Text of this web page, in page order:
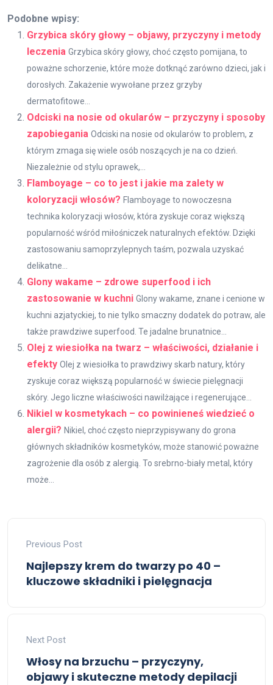
Podobne wpisy:
Grzybica skóry głowy – objawy, przyczyny i metody
leczenia Grzybica skóry głowy, choć często pomijana, to
poważne schorzenie, które może dotknąć zarówno dzieci, jak i
dorosłych. Zakażenie wywołane przez grzyby
dermatofitowe...
Odciski na nosie od okularów – przyczyny i sposoby
zapobiegania Odciski na nosie od okularów to problem, z
którym zmaga się wiele osób noszących je na co dzień.
Niezależnie od stylu oprawek,...
Flamboyage – co to jest i jakie ma zalety w
koloryzacji włosów? Flamboyage to nowoczesna
technika koloryzacji włosów, która zyskuje coraz większą
popularność wśród miłośniczek naturalnych efektów. Dzięki
zastosowaniu samoprzylepnych taśm, pozwala uzyskać
delikatne...
Glony wakame – zdrowe superfood i ich
zastosowanie w kuchni Glony wakame, znane i cenione w
kuchni azjatyckiej, to nie tylko smaczny dodatek do potraw, ale
także prawdziwe superfood. Te jadalne brunatnice...
Olej z wiesiołka na twarz – właściwości, działanie i
efekty Olej z wiesiołka to prawdziwy skarb natury, który
zyskuje coraz większą popularność w świecie pielęgnacji
skóry. Jego liczne właściwości nawilżające i regenerujące...
Nikiel w kosmetykach – co powinieneś wiedzieć o
alergii? Nikiel, choć często nieprzypisywany do grona
głównych składników kosmetyków, może stanowić poważne
zagrożenie dla osób z alergią. To srebrno-biały metal, który
może...
Previous Post
Najlepszy krem do twarzy po 40 –
kluczowe składniki i pielęgnacja
Next Post
Włosy na brzuchu – przyczyny,
objawy i skuteczne metody depilacji